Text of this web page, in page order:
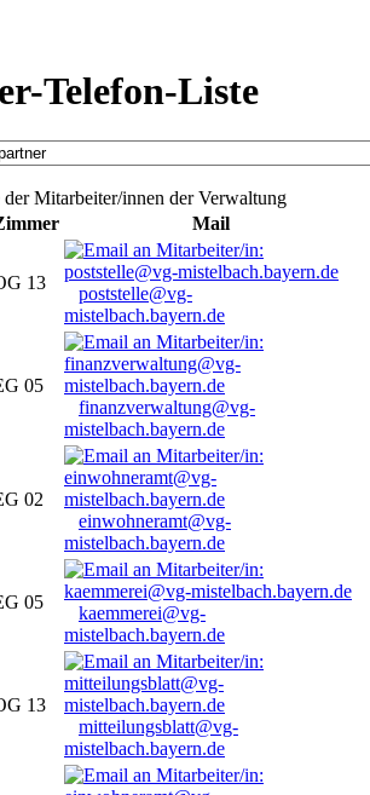
Telefon-Liste
der Mitarbeiter/innen der Verwaltung
Mail
13
poststelle@vg-
mistelbach.bayern.de
05
finanzverwaltung@vg-
mistelbach.bayern.de
02
einwohneramt@vg-
mistelbach.bayern.de
05
kaemmerei@vg-
mistelbach.bayern.de
13
mitteilungsblatt@vg-
mistelbach.bayern.de